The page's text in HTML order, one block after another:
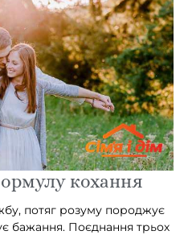
кохання
потяг розуму породжує
бажання. Поєднання трьох